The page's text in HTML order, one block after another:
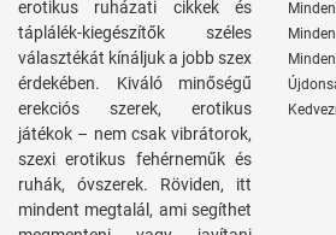
erotikus ruházati cikkek és
táplálék-kiegészítők széles
választékát kínáljuk a jobb szex
érdekében. Kiváló minőségű
erekciós szerek, erotikus
játékok – nem csak vibrátorok,
szexi erotikus fehérneműk és
ruhák, óvszerek. Röviden, itt
mindent megtalál, ami segíthet